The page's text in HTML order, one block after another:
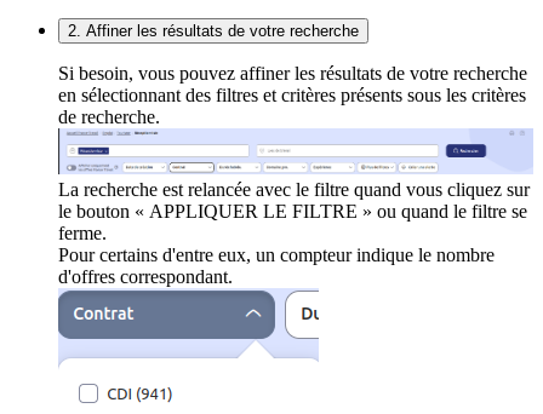
2. Affiner les résultats de votre recherche
Si besoin, vous pouvez affiner les résultats de votre recherche
en sélectionnant des filtres et critères présents sous les critères
de recherche.
La recherche est relancée avec le filtre quand vous cliquez sur
le bouton « APPLIQUER LE FILTRE » ou quand le filtre se
ferme.
Pour certains d'entre eux, un compteur indique le nombre
d'offres correspondant.